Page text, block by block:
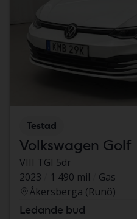
Testad
Volkswagen Golf
VIII TGI 5dr
2023
1 490 mil
Gas
Åkersberga (Runö)
Ledande bud